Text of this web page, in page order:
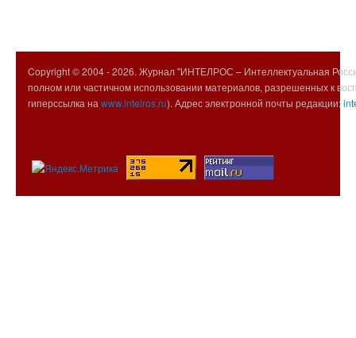
Copyright © 2004 -2026. Журнал "ИНТЕЛРОС – Интеллектуальная
полном или частичном использовании материалов, разрешенных к
гиперссылка на www.intelros.ru). Адрес электронной почты редакции: